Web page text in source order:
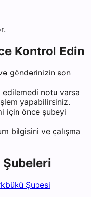
Kontrol Edin
ve gönderinizin son
notu varsa
yapabilirsiniz.
için önce şubeyi
bilgisini ve çalışma
Şubeleri
Şubesi